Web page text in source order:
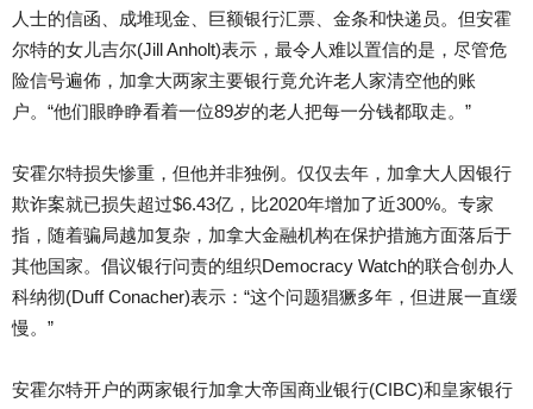
人士的信函、成堆现金、巨额银行汇票、金条和快递员。但安霍
尔特的女儿吉尔(Jill Anholt)表示，最令人难以置信的是，尽管危
险信号遍佈，加拿大两家主要银行竟允许老人家清空他的账
户。“他们眼睁睁看着一位89岁的老人把每一分钱都取走。”
安霍尔特损失惨重，但他并非独例。仅仅去年，加拿大人因银行
欺诈案就已损失超过$6.43亿，比2020年增加了近300%。专家
指，随着骗局越加复杂，加拿大金融机构在保护措施方面落后于
其他国家。倡议银行问责的组织Democracy Watch的联合创办人
科纳彻(Duff Conacher)表示：“这个问题猖獗多年，但进展一直缓
慢。”
安霍尔特开户的两家银行加拿大帝国商业银行(CIBC)和皇家银行